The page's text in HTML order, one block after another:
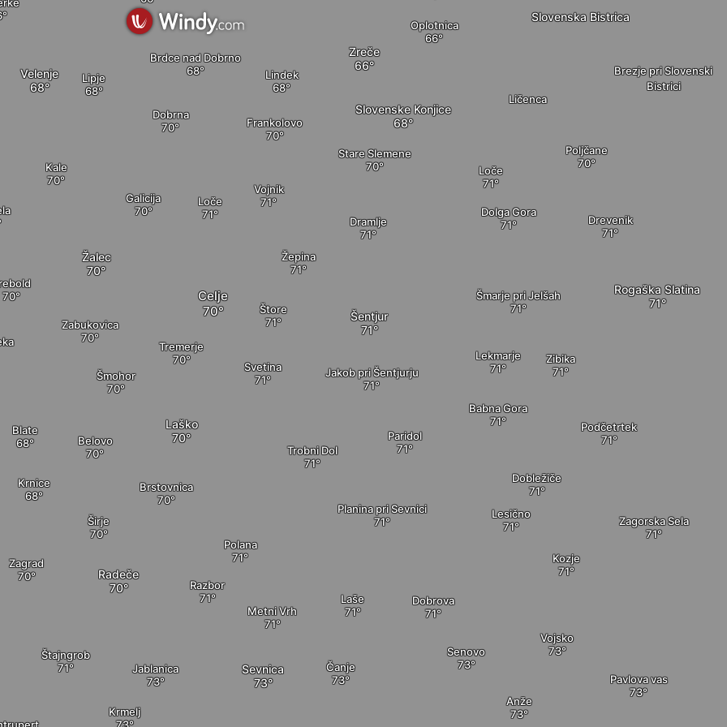
Celje
Galicija
Žalec
Zabukovica
Loče
Kale
Tremerje
Pavlova vas
Vojsko
Senovo
Anže
Zagorska Sela
Kozje
Lekmarje
Dobležiče
Podčetrtek
Lesično
Babna Gora
Zibika
Štore
Šentjur
Stare Slemene
Dramlje
Vojnik
Žepina
Šmarje pri Jelšah Rogaška Slatina
Poljčane
Loče
Dolga Gora
Drevenik
Jakob pri Šentjurju
Svetina
Paridol
Planina pri Sevnici
Trobni Dol
Dobrna
Brdce nad Dobrno
Lipje
Zreče
Oplotnica
Slovenske Konjice
Lindek
Frankolovo
Velenje
Zagrad
Radeče
Štajngrob
Krmelj
Jablanica
Razbor
Sevnica Čanje
Dobrova
Laše
Metni Vrh
Krnice
Blate Laško
Belovo
Širje
Brstovnica
Polana
Šmohor
Slovenska Bistrica
Ličenca
Brezje pri Slovenski
Bistrici